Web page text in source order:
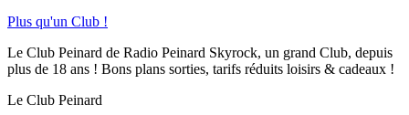
Plus qu'un Club !
Le Club Peinard de Radio Peinard Skyrock, un grand Club, depuis
plus de 18 ans ! Bons plans sorties, tarifs réduits loisirs & cadeaux !
Le Club Peinard